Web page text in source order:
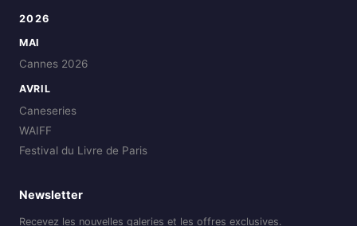
2026
MAI
Cannes 2026
AVRIL
Caneseries
WAIFF
Festival du Livre de Paris
Newsletter
Recevez les nouvelles galeries et les offres exclusives.